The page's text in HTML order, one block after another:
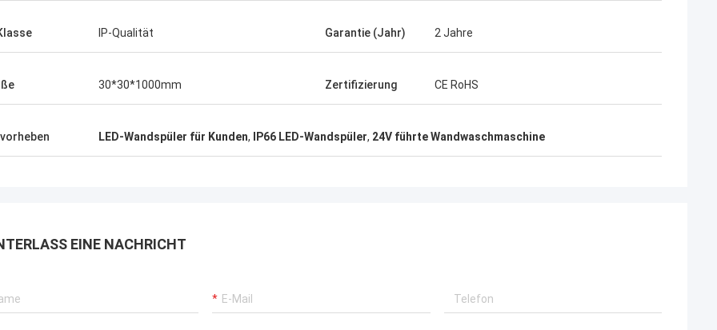
Zusammenarbeit mit Ihrer
wirklich gut.
IP-Qualität Garantie (Jahr) 2 Jahre
30*30*1000mm Zertifizierung CE RoHS
LED-Wandspüler für Kunden, IP66 LED-Wandspüler, 24V führte Wandwaschmaschine
EINE NACHRICHT